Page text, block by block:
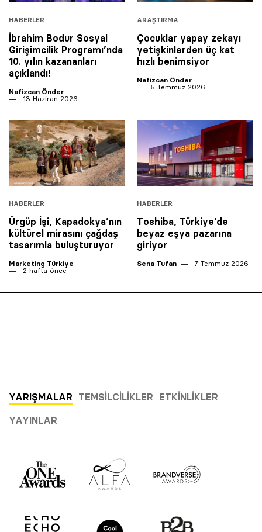
HABERLER
İbrahim Bodur Sosyal
Girişimcilik Programı’nda
10. yılın kazananları
açıklandı!
Nafizcan Önder
13 Haziran 2026
ARAŞTIRMA
Çocuklar yapay zekayı
yetişkinlerden üç kat
hızlı benimsiyor
Nafizcan Önder
5 Temmuz 2026
HABERLER
Ürgüp İşi, Kapadokya’nın
kültürel mirasını çağdaş
tasarımla buluşturuyor
Marketing Türkiye
2 hafta önce
HABERLER
Toshiba, Türkiye’de
beyaz eşya pazarına
giriyor
Sena Tufan 7 Temmuz 2026
YARIŞMALAR TEMSILCILIKLER ETKINLIKLER
YAYINLAR